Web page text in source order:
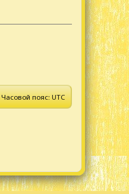
Часовой пояс:UTC